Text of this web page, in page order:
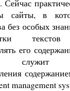
Сейчас
сайты, в
без особых
его
служит
management